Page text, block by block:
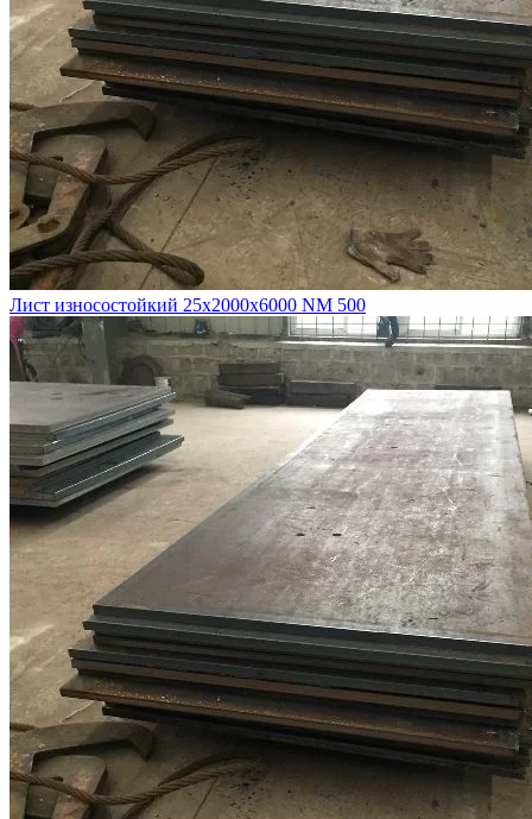
Лист износостойкий 25х2000х6000 NM 500